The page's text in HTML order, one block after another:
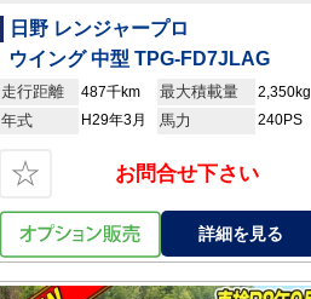
日野 レンジャープロ
ウイング 中型 TPG-FD7JLAG
走行距離 487千km 最大積載量 2,350kg
年式 H29年3月 馬力 240PS
☆ お問合せ下さい
詳細を見る